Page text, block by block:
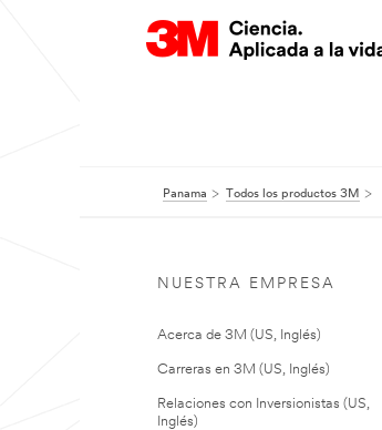
Panama Todos los productos 3M
NUESTRA EMPRESA
Acerca de 3M (US, Inglés)
Carreras en 3M (US, Inglés)
Relaciones con Inversionistas (US,
Inglés)